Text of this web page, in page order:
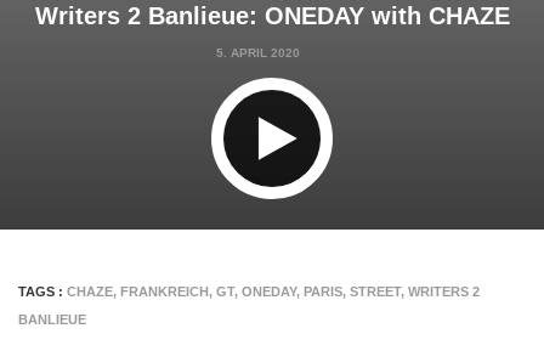
Writers 2 Banlieue: ONEDAY with CHAZE
5. APRIL 2020
TAGS : CHAZE, FRANKREICH, GT, ONEDAY, PARIS, STREET, WRITERS 2
BANLIEUE